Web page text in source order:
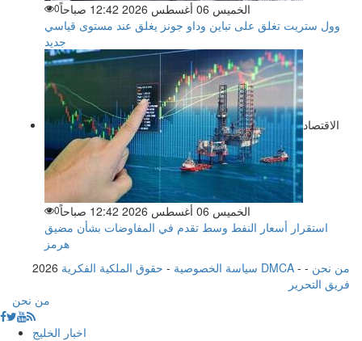
الخميس 06 أغسطس 2026 12:42 صباحاً 0
وول ستريت تغلق على تباين وداو جونز يغلق عند مستوى قياسي
جديد
الاقتصاد
الخميس 06 أغسطس 2026 12:42 صباحاً 0
استقرار أسعار النفط وسط تقدم في المفاوضات بشأن مضيق
هرمز
2026
سياسة الخصوصية - حقوق الملكية الفكرية DMCA - من نحن -
فريق التحرير
من نحن
اخبار الخليج